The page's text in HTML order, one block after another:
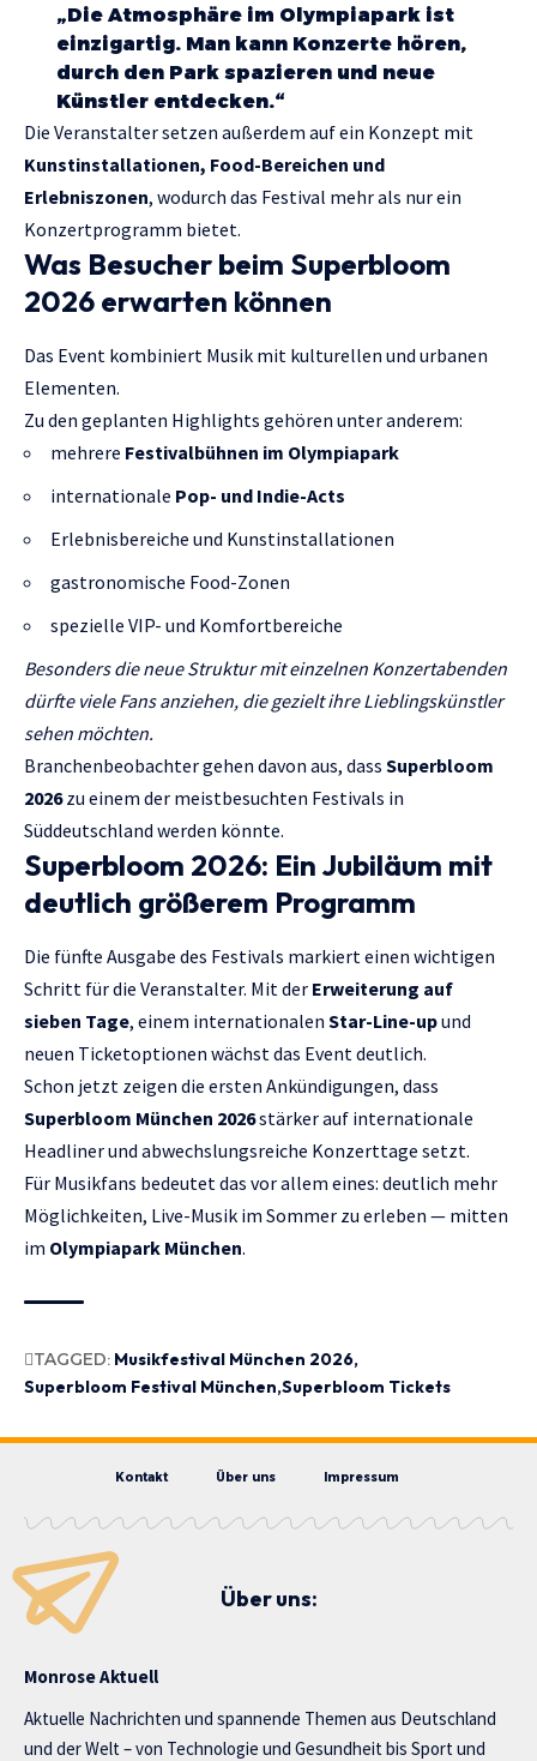
„Die Atmosphäre im Olympiapark ist
einzigartig. Man kann Konzerte hören,
durch den Park spazieren und neue
Künstler entdecken.“
Die Veranstalter setzen außerdem auf ein Konzept mit
Kunstinstallationen, Food-Bereichen und
Erlebniszonen, wodurch das Festival mehr als nur ein
Konzertprogramm bietet.
Was Besucher beim Superbloom
2026 erwarten können
Das Event kombiniert Musik mit kulturellen und urbanen
Elementen.
Zu den geplanten Highlights gehören unter anderem:
mehrere Festivalbühnen im Olympiapark
internationale Pop- und Indie-Acts
Erlebnisbereiche und Kunstinstallationen
gastronomische Food-Zonen
spezielle VIP- und Komfortbereiche
Besonders die neue Struktur mit einzelnen Konzertabenden
dürfte viele Fans anziehen, die gezielt ihre Lieblingskünstler
sehen möchten.
Branchenbeobachter gehen davon aus, dass Superbloom
2026zu einem der meistbesuchten Festivals in
Süddeutschland werden könnte.
Superbloom 2026: Ein Jubiläum mit
deutlich größerem Programm
Die fünfte Ausgabe des Festivals markiert einen wichtigen
Schritt für die Veranstalter. Mit der Erweiterung auf
sieben Tage, einem internationalen Star-Line-upund
neuen Ticketoptionen wächst das Event deutlich.
Schon jetzt zeigen die ersten Ankündigungen, dass
Superbloom München 2026stärker auf internationale
Headliner und abwechslungsreiche Konzerttage setzt.
Für Musikfans bedeutet das vor allem eines: deutlich mehr
Möglichkeiten, Live-Musik im Sommer zu erleben — mitten
im Olympiapark München.
TAGGED: Musikfestival München 2026
Superbloom Festival München Superbloom Tickets
Kontakt Über uns Impressum
Über uns:
Monrose Aktuell
Aktuelle Nachrichten und spannende Themen aus Deutschland
und der Welt – von Technologie und Gesundheit bis Sport und